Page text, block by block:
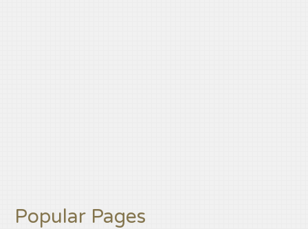
Popular Pages